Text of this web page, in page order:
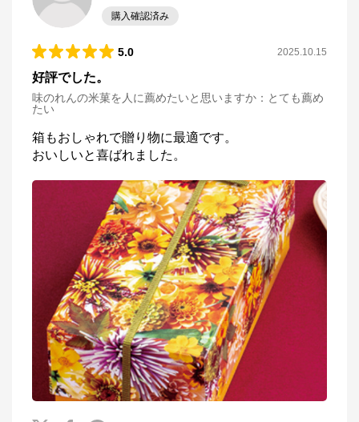
購入確認済み
5.0 2025.10.15
好評でした。
味のれんの米菓を人に薦めたいと思いますか ： とても薦め
たい
箱もおしゃれで贈り物に最適です。
おいしいと喜ばれました。